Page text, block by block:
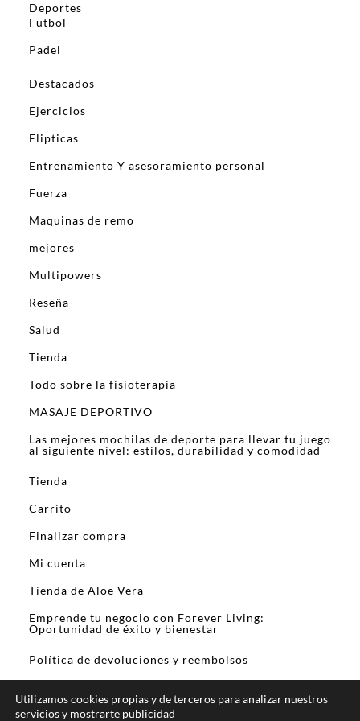
Deportes
Futbol
Padel
Destacados
Ejercicios
Elipticas
Entrenamiento Y asesoramiento personal
Fuerza
Maquinas de remo
mejores
Multipowers
Reseña
Salud
Tienda
Todo sobre la fisioterapia
MASAJE DEPORTIVO
Las mejores mochilas de deporte para llevar tu juego
al siguiente nivel: estilos, durabilidad y comodidad
Tienda
Carrito
Finalizar compra
Mi cuenta
Tienda de Aloe Vera
Emprende tu negocio con Forever Living:
Oportunidad de éxito y bienestar
Política de devoluciones y reembolsos
Utilizamos cookies propias y de terceros para analizar nuestros
servicios y mostrarte publicidad